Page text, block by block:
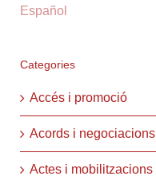
Español
Categories
Accés i promoció
Acords i negociacions
Actes i mobilitzacions